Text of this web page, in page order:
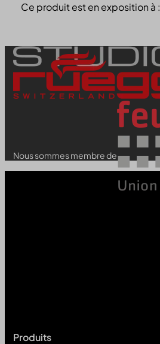
Ce produit est en exposition à :
Nous sommes membre de
Produits